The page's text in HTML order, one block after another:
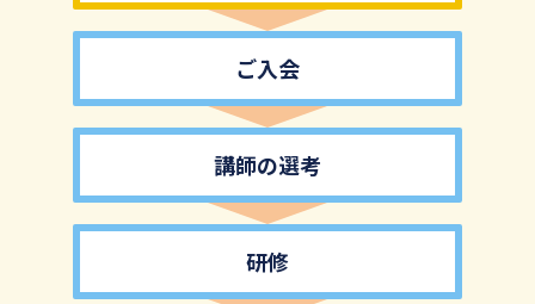
ご入会
講師の選考
研修